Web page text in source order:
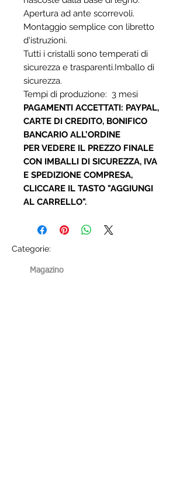
Apertura ad ante scorrevoli.
Montaggio semplice con libretto
d'istruzioni.
Tutti i cristalli sono temperati di
sicurezza e trasparenti.Imballo di
sicurezza.
Tempi di produzione: 3 mesi
PAGAMENTI ACCETTATI: PAYPAL,
CARTE DI CREDITO, BONIFICO
BANCARIO ALL’ORDINE
PER VEDERE IL PREZZO FINALE
CON IMBALLI DI SICUREZZA, IVA
E SPEDIZIONE COMPRESA,
CLICCARE IL TASTO "AGGIUNGI
AL CARRELLO".
Categorie:
Magazino